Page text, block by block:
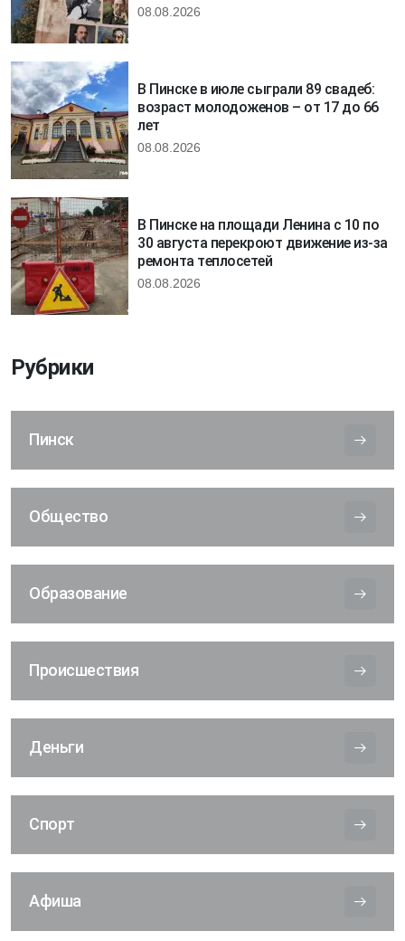
08.08.2026
В Пинске в июле сыграли 89 свадеб:
возраст молодоженов – от 17 до 66
лет
08.08.2026
В Пинске на площади Ленина с 10 по
30 августа перекроют движение из-за
ремонта теплосетей
08.08.2026
Рубрики
Пинск
Общество
Образование
Происшествия
Деньги
Спорт
Афиша